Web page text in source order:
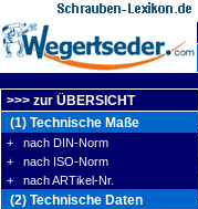
>>> zur ÜBERSICHT
(1) Technische Maße
+ nach DIN-Norm
+ nach ISO-Norm
+ nach ARTikel-Nr.
(2) Technische Daten